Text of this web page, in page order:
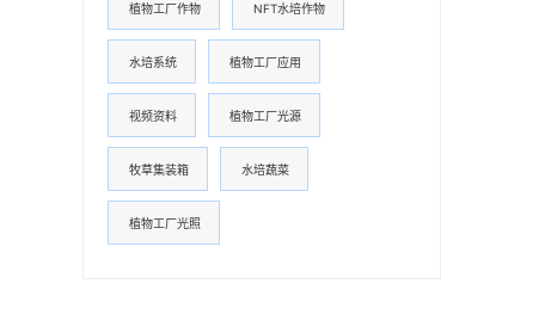
植物工厂作物 NFT水培作物
水培系统 植物工厂应用
视频资料 植物工厂光源
牧草集装箱 水培蔬菜
植物工厂光照